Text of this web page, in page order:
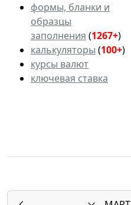
формы, бланки и
образцы
заполнения (1267+)
калькуляторы (100+)
курсы валют
ключевая ставка